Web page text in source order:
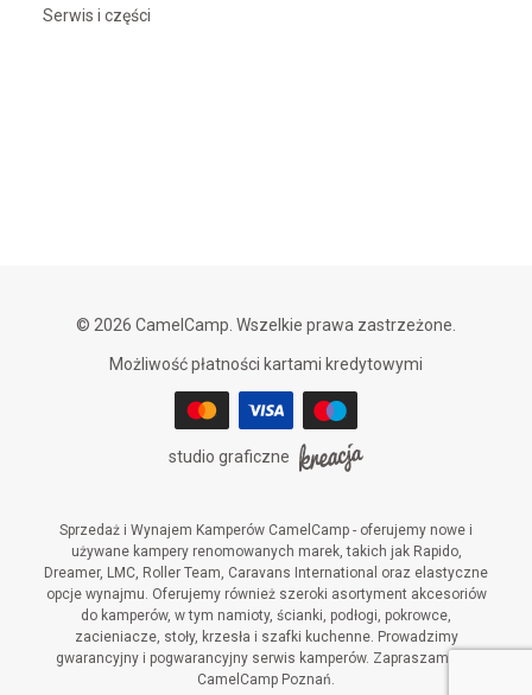
Serwis i części
© 2026 CamelCamp. Wszelkie prawa zastrzeżone.
Możliwość płatności kartami kredytowymi
studio graficzne
Sprzedaż i Wynajem Kamperów CamelCamp - oferujemy nowe i
używane kampery renomowanych marek, takich jak Rapido,
Dreamer, LMC, Roller Team, Caravans International oraz elastyczne
opcje wynajmu. Oferujemy również szeroki asortyment akcesoriów
do kamperów, w tym namioty, ścianki, podłogi, pokrowce,
zacieniacze, stoły, krzesła i szafki kuchenne. Prowadzimy
gwarancyjny i pogwarancyjny serwis kamperów. Zapraszamy do
CamelCamp Poznań.